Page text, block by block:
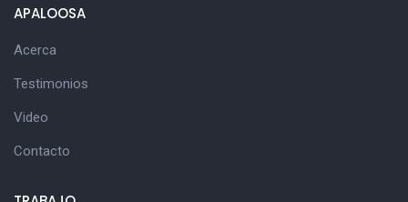
APALOOSA
Acerca
Testimonios
Video
Contacto